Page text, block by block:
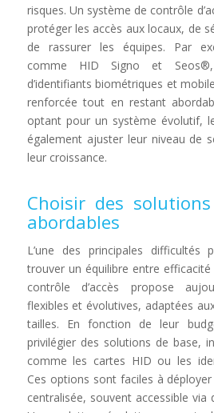
risques. Un système de contrôle
protéger les accès aux locaux, de
de rassurer les équipes. Par
comme HID Signo et
d’identifiants biométriques et
renforcée tout en restant
optant pour un système évolutif,
également ajuster leur niveau de
leur croissance.
Choisir des
abordables
L’une des principales
trouver un équilibre entre
contrôle d’accès propose
flexibles et évolutives, adaptées
tailles. En fonction de leur
privilégier des solutions de base,
comme les cartes HID ou les
Ces options sont faciles à
centralisée, souvent accessible via